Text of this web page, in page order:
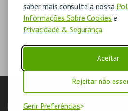
saber mais consulte a nossa
Informações Sobre Cookies e
Privacidade & Segurança.
Aceitar
Rejeitar não
Gerir Preferências
LOJA
Pesquisar Carrinho de compras